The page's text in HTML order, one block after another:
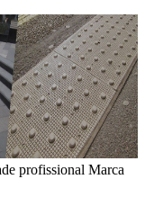
profissional Marca